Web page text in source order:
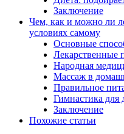
Заключение
Чем, как и можно ли
условиях самому
Основные
Лекарственные
Народная
Массаж в
Правильное
Гимнастика для
Заключение
Похожие статьи